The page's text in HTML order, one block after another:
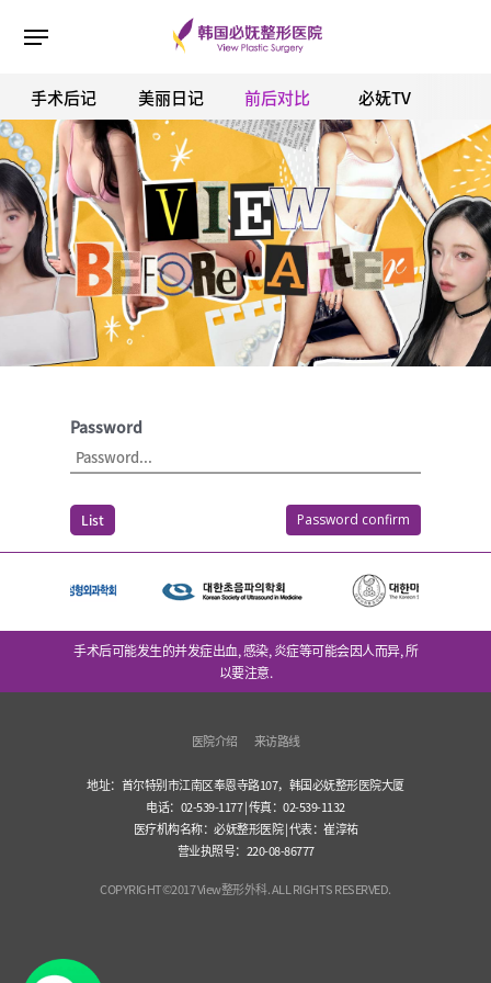
ESC 버튼을 누르면 검색창을 닫을 수 있습니다.
手术后记 美丽日记 前后对比 必妩TV
Password
List Password confirm
手术后可能发生的并发症出血, 感染, 炎症等可能会因人而异, 所
以要注意.
医院介绍 来访路线
地址：首尔特别市江南区奉恩寺路107，韩国必妩整形医院大厦
电话：02-539-1177 | 传真：02-539-1132
医疗机构名称：必妩整形医院 | 代表：崔淳祐
营业执照号：220-08-86777
COPYRIGHT©2017 View整形外科. ALL RIGHTS RESERVED.